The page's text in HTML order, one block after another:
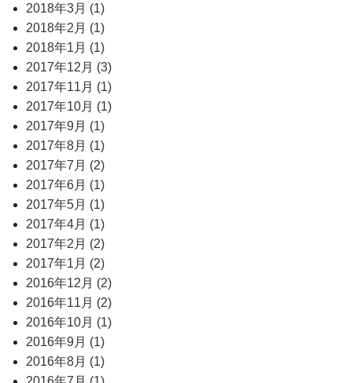
2018年3月 (1)
2018年2月 (1)
2018年1月 (1)
2017年12月 (3)
2017年11月 (1)
2017年10月 (1)
2017年9月 (1)
2017年8月 (1)
2017年7月 (2)
2017年6月 (1)
2017年5月 (1)
2017年4月 (1)
2017年2月 (2)
2017年1月 (2)
2016年12月 (2)
2016年11月 (2)
2016年10月 (1)
2016年9月 (1)
2016年8月 (1)